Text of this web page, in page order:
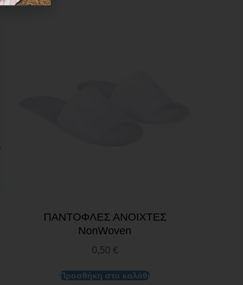
ΠΑΝΤΟΦΛΕΣ ΑΝΟΙΧΤΕΣ
NonWoven
0,50 €
Προσθήκη στο καλάθι